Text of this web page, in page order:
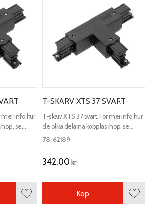
mer info hur
se
Lägg till i favoriter
T-SKARV XTS 37 SVART
T-skarv XTS 37 svart. För mer info hur
de olika delarna kopplas ihop, se
kopplingsschema.
78-62189
342,00 kr
Köp